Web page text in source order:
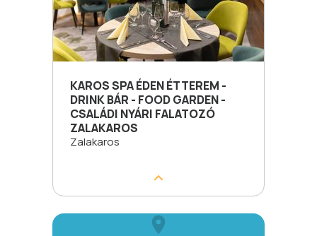
KAROS SPA ÉDEN ÉTTEREM -
DRINK BÁR - FOOD GARDEN -
CSALÁDI NYÁRI FALATOZÓ
ZALAKAROS
Zalakaros